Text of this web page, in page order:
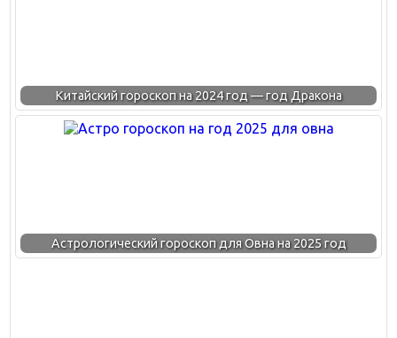
Китайский гороскоп на 2024 год — год Дракона
Астрологический гороскоп для Овна на 2025 год